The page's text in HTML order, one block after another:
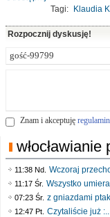
Tagi:
Klaudia
Rozpocznij dyskusję!
Znam i akceptuję
włocławianie
11:38 Nd. Wczoraj
11:17 Śr. Wszystko umiera
07:23 Śr. z gniazdami
12:47 Pt. Czytaliście już :..